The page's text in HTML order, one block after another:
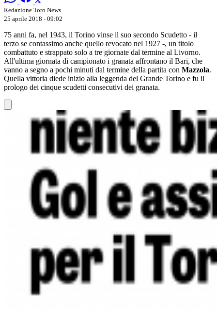
Redazione Toro News
25 aprile 2018 - 09:02
75 anni fa, nel 1943, il Torino vinse il suo secondo Scudetto - il
terzo se contassimo anche quello revocato nel 1927 -, un titolo
combattuto e strappato solo a tre giornate dal termine al Livorno.
All'ultima giornata di campionato i granata affrontano il Bari, che
vanno a segno a pochi minuti dal termine della partita con Mazzola.
Quella vittoria diede inizio alla leggenda del Grande Torino e fu il
prologo dei cinque scudetti consecutivi dei granata.